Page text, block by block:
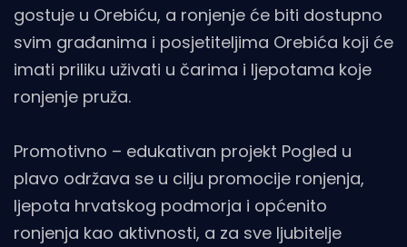
gostuje u Orebiću, a ronjenje će biti dostupno
svim građanima i posjetiteljima Orebića koji će
imati priliku uživati u čarima i ljepotama koje
ronjenje pruža.
Promotivno – edukativan projekt Pogled u
plavo održava se u cilju promocije ronjenja,
ljepota hrvatskog podmorja i općenito
ronjenja kao aktivnosti, a za sve ljubitelje